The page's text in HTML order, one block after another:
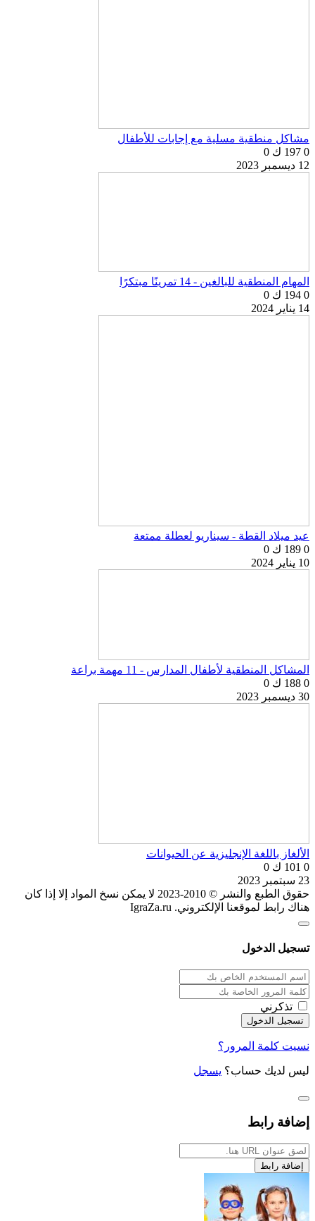
مشاكل منطقية مسلية مع إجابات للأطفال
0 197 ك
0
12 ديسمبر 2023
المهام المنطقية للبالغين - 14 تمرينًا مبتكرًا
0 194 ك
0
14 يناير 2024
عيد ميلاد القطة - سيناريو لعطلة ممتعة
0 189 ك
0
10 يناير 2024
المشاكل المنطقية لأطفال المدارس - 11 مهمة براعة
0 188 ك
0
30 ديسمبر 2023
الألغاز باللغة الإنجليزية عن الحيوانات
0 101 ك
0
23 سبتمبر 2023
حقوق الطبع والنشر © 2010-2023 لا يمكن نسخ المواد إلا إذا كان
هناك رابط لموقعنا الإلكتروني. IgraZa.ru
تسجيل الدخول
تذكرني
نسيت كلمة المرور؟
ليس لديك حساب؟ يسجل
إضافة رابط
إضافة رابط